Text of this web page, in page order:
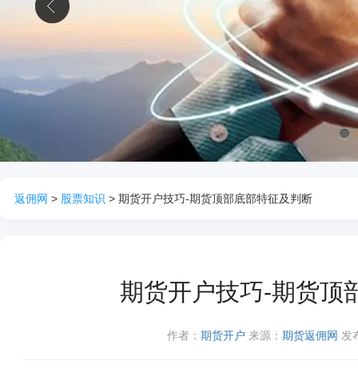
返佣网 > 股票知识 > 期货开户技巧-期货顶部底部特征及判断
期货开户技巧-期货顶
作者： 期货开户 来源： 期货返佣网 发